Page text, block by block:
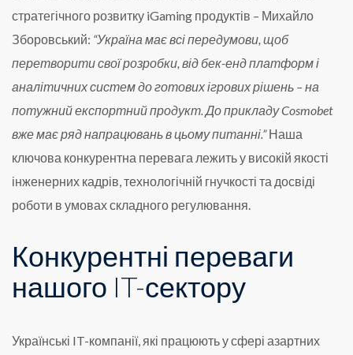
стратегічного розвитку iGaming продуктів – Михайло
Зборовський: “Україна має всі передумови, щоб
перетворити свої розробки, від бек-енд платформ і
аналітичних систем до готових ігрових рішень – на
потужний експортний продукт. До прикладу Cosmobet
вже має ряд напрацювань в цьому питанні.”Наша
ключова конкурентна перевага лежить у високій якості
інженерних кадрів, технологічній гнучкості та досвіді
роботи в умовах складного регулювання.
Конкурентні переваги
нашого IT-сектору
Українські IT-компанії, які працюють у сфері азартних